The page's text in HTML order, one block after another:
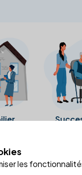
la fiche Google
les